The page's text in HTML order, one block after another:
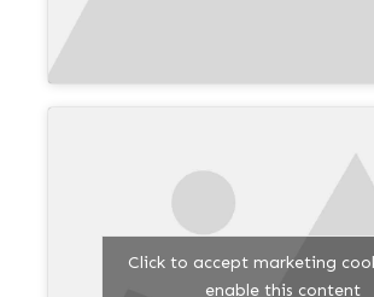
Click to accept marketing
enable this content